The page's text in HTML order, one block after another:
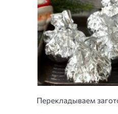
Перекладываем